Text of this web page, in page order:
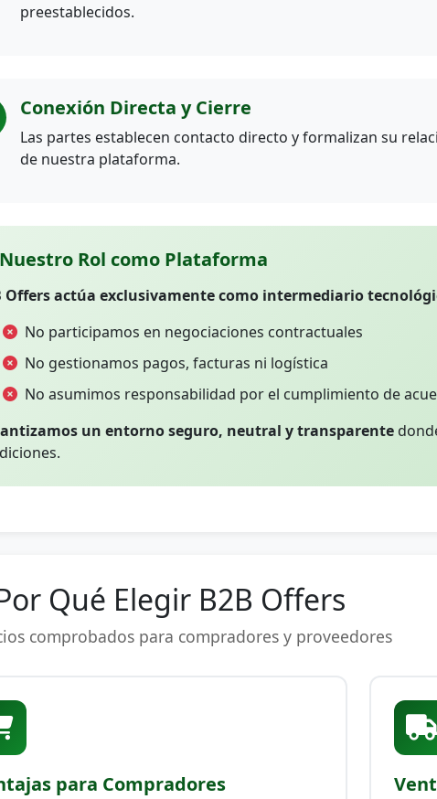
preestablecidos.
Conexión Directa y Cierre
Las partes establecen contacto directo y formalizan su
de nuestra plataforma.
Nuestro Rol como Plataforma
Offers actúa exclusivamente como intermediario
No participamos en negociaciones contractuales
No gestionamos pagos, facturas ni logística
No asumimos responsabilidad por el cumplimiento de
un entorno seguro, neutral y transparente
Qué Elegir B2B Offers
comprobados para compradores y proveedores
para Compradores